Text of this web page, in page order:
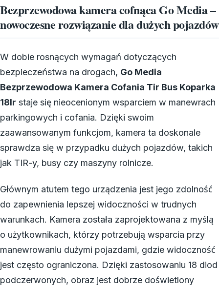
Bezprzewodowa kamera cofnąca Go Media –
nowoczesne rozwiązanie dla dużych pojazdów
W dobie rosnących wymagań dotyczących
bezpieczeństwa na drogach, Go Media
Bezprzewodowa Kamera Cofania Tir Bus Koparka
18Ir staje się nieocenionym wsparciem w manewrach
parkingowych i cofania. Dzięki swoim
zaawansowanym funkcjom, kamera ta doskonale
sprawdza się w przypadku dużych pojazdów, takich
jak TIR-y, busy czy maszyny rolnicze.
Głównym atutem tego urządzenia jest jego zdolność
do zapewnienia lepszej widoczności w trudnych
warunkach. Kamera została zaprojektowana z myślą
o użytkownikach, którzy potrzebują wsparcia przy
manewrowaniu dużymi pojazdami, gdzie widoczność
jest często ograniczona. Dzięki zastosowaniu 18 diod
podczerwonych, obraz jest dobrze doświetlony